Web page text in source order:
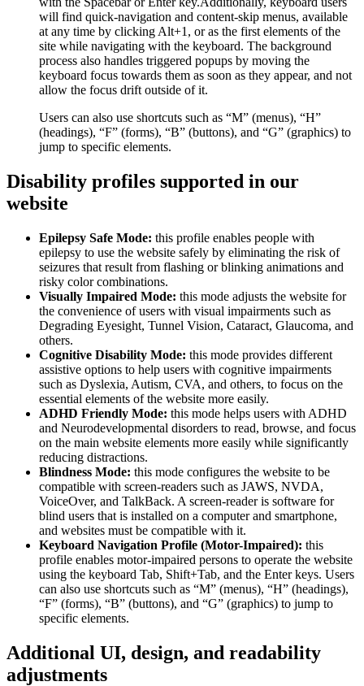
will find quick-navigation and content-skip menus, available
at any time by clicking Alt+1, or as the first elements of the
site while navigating with the keyboard. The background
process also handles triggered popups by moving the
keyboard focus towards them as soon as they appear, and not
allow the focus drift outside of it.
Users can also use shortcuts such as “M” (menus), “H”
(headings), “F” (forms), “B” (buttons), and “G” (graphics) to
jump to specific elements.
Disability profiles supported in our
website
Epilepsy Safe Mode: this profile enables people with
epilepsy to use the website safely by eliminating the risk of
seizures that result from flashing or blinking animations and
risky color combinations.
Visually Impaired Mode: this mode adjusts the website for
the convenience of users with visual impairments such as
Degrading Eyesight, Tunnel Vision, Cataract, Glaucoma, and
others.
Cognitive Disability Mode: this mode provides different
assistive options to help users with cognitive impairments
such as Dyslexia, Autism, CVA, and others, to focus on the
essential elements of the website more easily.
ADHD Friendly Mode: this mode helps users with ADHD
and Neurodevelopmental disorders to read, browse, and focus
on the main website elements more easily while significantly
reducing distractions.
Blindness Mode: this mode configures the website to be
compatible with screen-readers such as JAWS, NVDA,
VoiceOver, and TalkBack. A screen-reader is software for
blind users that is installed on a computer and smartphone,
and websites must be compatible with it.
Keyboard Navigation Profile (Motor-Impaired): this
profile enables motor-impaired persons to operate the website
using the keyboard Tab, Shift+Tab, and the Enter keys. Users
can also use shortcuts such as “M” (menus), “H” (headings),
“F” (forms), “B” (buttons), and “G” (graphics) to jump to
specific elements.
Additional UI, design, and readability
adjustments